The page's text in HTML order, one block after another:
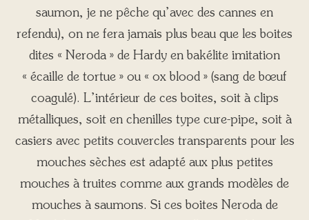
saumon, je ne pêche qu’avec des cannes en
refendu), on ne fera jamais plus beau que les boites
dites « Neroda » de Hardy en bakélite imitation
« écaille de tortue » ou « ox blood » (sang de bœuf
coagulé). L’intérieur de ces boites, soit à clips
métalliques, soit en chenilles type cure-pipe, soit à
casiers avec petits couvercles transparents pour les
mouches sèches est adapté aux plus petites
mouches à truites comme aux grands modèles de
mouches à saumons. Si ces boites Neroda de